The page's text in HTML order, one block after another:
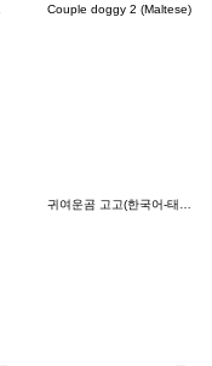
Couple doggy 2 (Maltese)
귀여운곰 고고(한국어-태국어)